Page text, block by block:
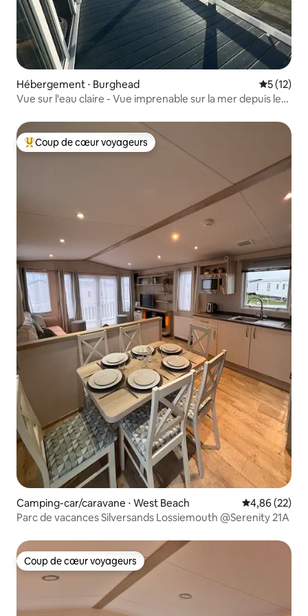
Hébergement ⋅ Burghead
5 (12)
Vue sur l'eau claire - Vue imprenable sur la mer depuis le
Coups de cœur voyageurs les plus appréciés
Coup de cœur voyageurs
Camping-car/caravane ⋅ West Beach Évaluation
4,86 (22)
Parc de vacances Silversands Lossiemouth @Serenity 21A
Coup de cœur voyageurs
Coup de cœur voyageurs